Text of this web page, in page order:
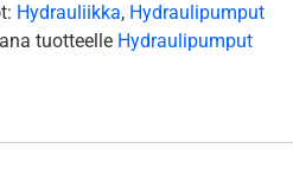
Hydrauliikka, Hydraulipumput
tuotteelle Hydraulipumput